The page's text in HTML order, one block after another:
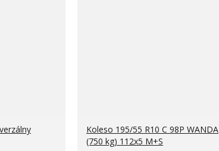
Koleso 195/55 R10 C 98P WANDA
(750 kg) 112x5 M+S